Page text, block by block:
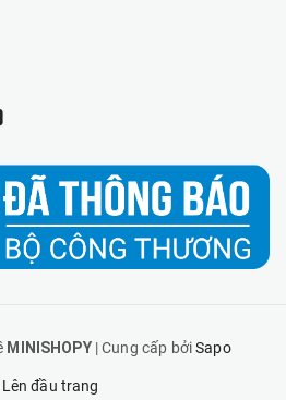
MINISHOPY | Cung cấp bởiSapo
Lên đầu trang